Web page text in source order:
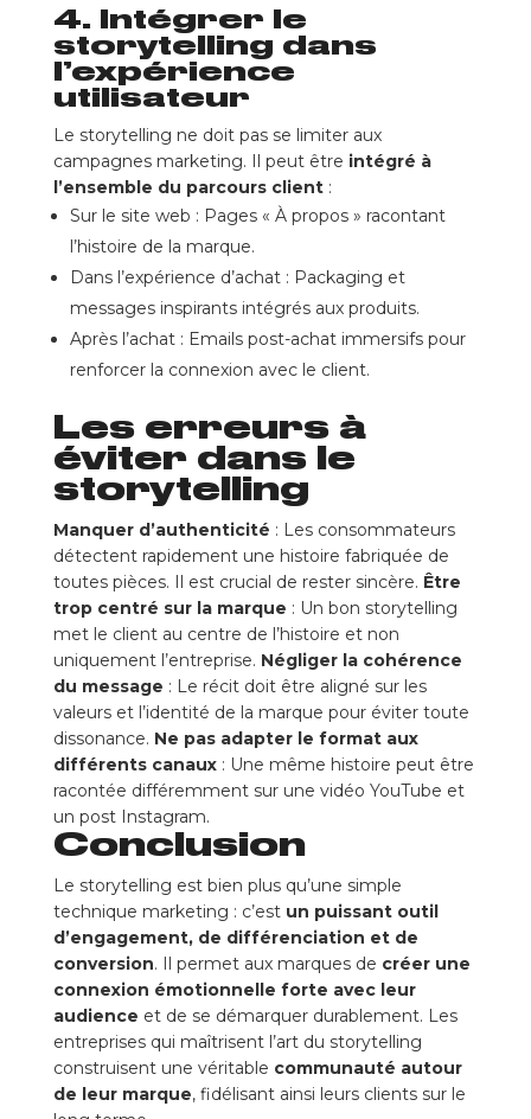
4. Intégrer le
storytelling dans
l’expérience
utilisateur
Le storytelling ne doit pas se limiter aux
campagnes marketing. Il peut être intégré à
l’ensemble du parcours client:
Sur le site web : Pages « À propos » racontant
l’histoire de la marque.
Dans l’expérience d’achat : Packaging et
messages inspirants intégrés aux produits.
Après l’achat : Emails post-achat immersifs pour
renforcer la connexion avec le client.
Les erreurs à
éviter dans le
storytelling
Manquer d’authenticité : Les consommateurs
détectent rapidement une histoire fabriquée de
toutes pièces. Il est crucial de rester sincère. Être
trop centré sur la marque : Un bon storytelling
met le client au centre de l’histoire et non
uniquement l’entreprise. Négliger la cohérence
du message : Le récit doit être aligné sur les
valeurs et l’identité de la marque pour éviter toute
dissonance. Ne pas adapter le format aux
différents canaux: Une même histoire peut être
racontée différemment sur une vidéo YouTube et
un post Instagram.
Conclusion
Le storytelling est bien plus qu’une simple
technique marketing : c’est un puissant outil
d’engagement, de différenciation et de
conversion. Il permet aux marques de créer une
connexion émotionnelle forte avec leur
audience et de se démarquer durablement. Les
entreprises qui maîtrisent l’art du storytelling
construisent une véritable communauté autour
de leur marque, fidélisant ainsi leurs clients sur le